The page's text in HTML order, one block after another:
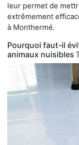
leur permet de
extrêmement
à Monthermé.
Pourquoi faut-il
animaux nuisibles